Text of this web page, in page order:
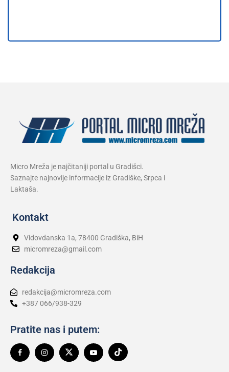
Micro Mreža je najčitaniji portal u Gradišci.
Saznajte najnovije informacije iz Gradiške, Srpca i
Laktaša.
Kontakt
Vidovdanska 1a, 78400 Gradiška, BiH
micromreza@gmail.com
Redakcija
redakcija@micromreza.com
+387 066/938-329
Pratite nas i putem: